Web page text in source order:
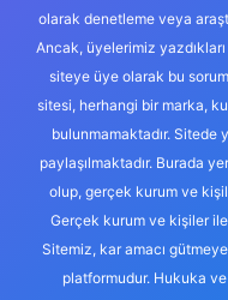
olarak denetleme veya
Ancak, üyelerimiz
siteye üye olarak bu
sitesi, herhangi bir marka,
bulunmamaktadır. Sitede
paylaşılmaktadır. Burada
olup, gerçek kurum ve
Gerçek kurum ve kişiler
Sitemiz, kar amacı
platformudur. Hukuka